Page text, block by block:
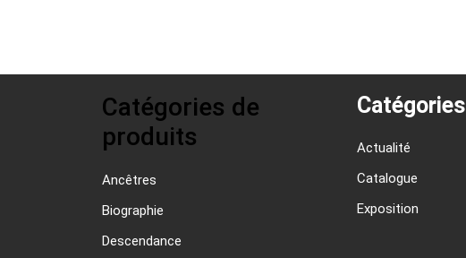
Catégories de
produits
Ancêtres
Biographie
Descendance
Catégories
Actualité
Catalogue
Exposition